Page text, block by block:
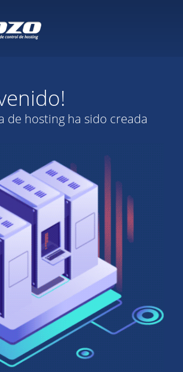
de hosting ha sido creada